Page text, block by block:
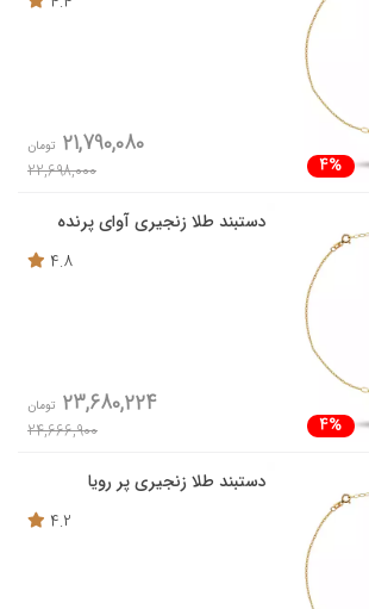
4%
21,790,080 تومان
22,698,000
دستبند طلا زنجیری آوای پرنده
4.8
4%
23,680,224 تومان
24,666,900
دستبند طلا زنجیری پر رویا
4.2